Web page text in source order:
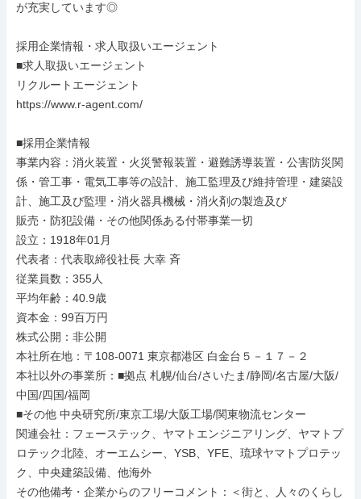
が充実しています◎
採用企業情報・求人取扱いエージェント
■求人取扱いエージェント
リクルートエージェント
https://www.r-agent.com/
■採用企業情報
事業内容：消火装置・火災警報装置・避難誘導装置・公害防災関
係・管工事・電気工事等の設計、施工監理及び維持管理・建築設
計、施工及び監理・消火器具機械・消火剤の製造及び
販売・防犯設備・その他関係ある付帯事業一切
設立：1918年01月
代表者：代表取締役社長 大幸 斉
従業員数：355人
平均年齢：40.9歳
資本金：99百万円
株式公開：非公開
本社所在地：〒108-0071 東京都港区 白金台５－１７－２
本社以外の事業所：■拠点 札幌/仙台/さいたま/静岡/名古屋/大阪/
中国/四国/福岡
■その他 中央研究所/東京工場/大阪工場/関東物流センター
関連会社：フェーステック、ヤマトエンジニアリング、ヤマトプ
ロテック北陸、オーエムシー、YSB、YFE、琉球ヤマトプロテッ
ク、中央建築設備、他海外
その他備考・企業からのフリーコメント：＜街と、人々のくらし